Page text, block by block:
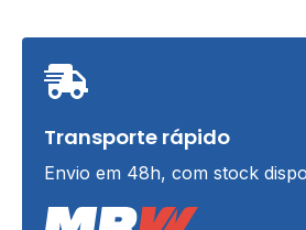
Transporte rápido
Envio em 48h, com stock